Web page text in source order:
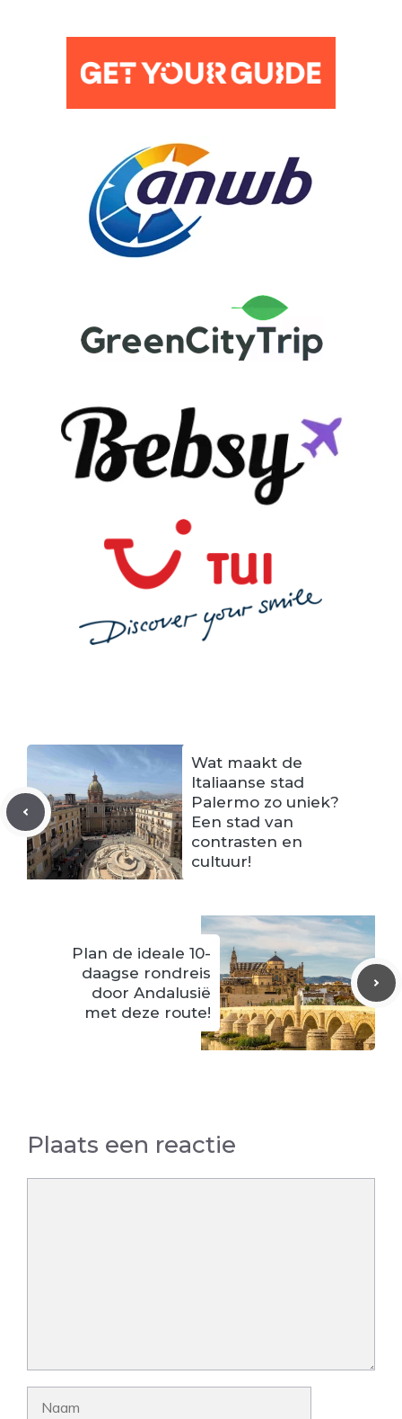
Wat maakt de
Italiaanse stad
Palermo zo uniek?
Een stad van
contrasten en
cultuur!
Plan de ideale 10-
daagse rondreis
door Andalusië
met deze route!
Plaats een reactie